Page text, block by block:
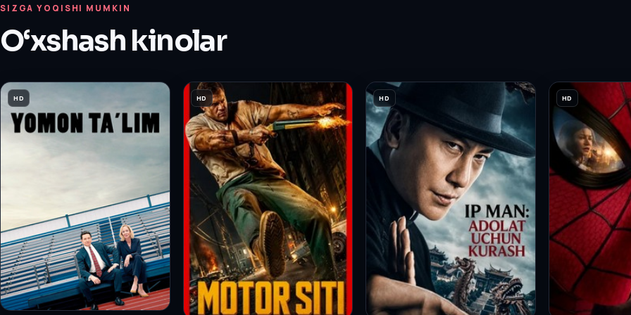
SIZGA YOQISHI MUMKIN
O‘xshash kinolar
HD HD HD HD